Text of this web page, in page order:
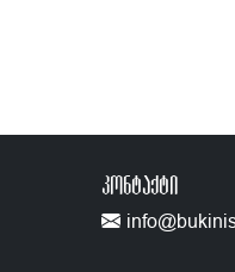
ᲙᲝᲜᲢᲐᲥᲢᲘ